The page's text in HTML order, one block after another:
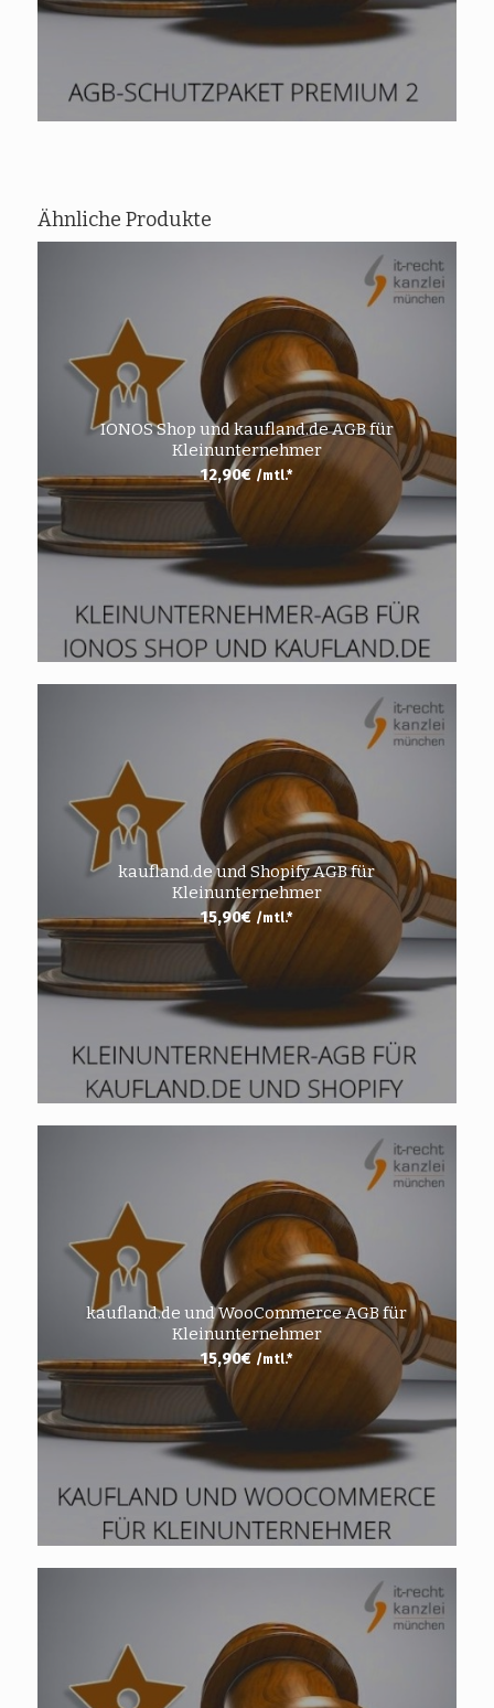
Ähnliche Produkte
IONOS Shop und kaufland.de AGB für
Kleinunternehmer
12,90€ /mtl.*
kaufland.de und Shopify AGB für
Kleinunternehmer
15,90€ /mtl.*
kaufland.de und WooCommerce AGB für
Kleinunternehmer
15,90€ /mtl.*